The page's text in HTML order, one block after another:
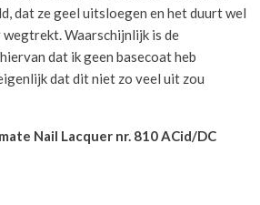
dat ze geel uitsloegen en het duurt wel
Waarschijnlijk is de
dat ik geen basecoat heb
dat dit niet zo veel uit zou
Nail Lacquer nr. 810 ACid/DC